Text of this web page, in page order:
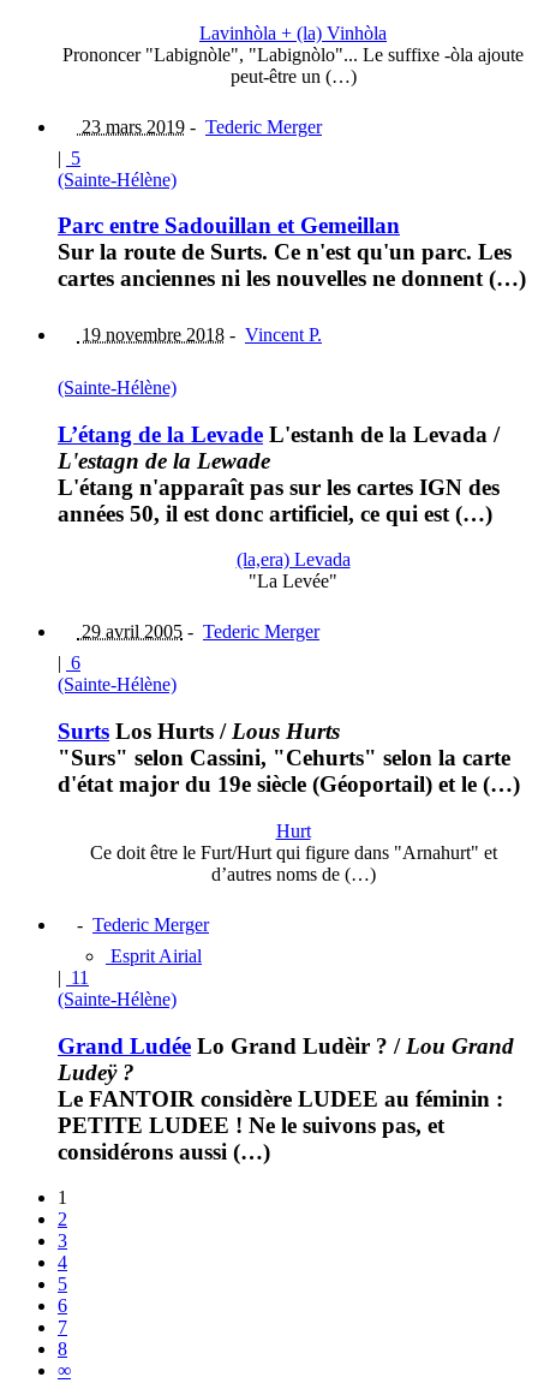
Lavinhòla + (la) Vinhòla
Prononcer "Labignòle", "Labignòlo"... Le suffixe -òla ajoute
peut-être un (…)
23 mars 2019 - Tederic Merger
| 5
(Sainte-Hélène)
Parc entre Sadouillan et Gemeillan
Sur la route de Surts. Ce n'est qu'un parc. Les
cartes anciennes ni les nouvelles ne donnent (…)
19 novembre 2018 - Vincent P.
(Sainte-Hélène)
L’étang de la Levade L'estanh de la Levada /
L'estagn de la Lewade
L'étang n'apparaît pas sur les cartes IGN des
années 50, il est donc artificiel, ce qui est (…)
(la,era) Levada
"La Levée"
29 avril 2005 - Tederic Merger
| 6
(Sainte-Hélène)
Surts Los Hurts / Lous Hurts
"Surs" selon Cassini, "Cehurts" selon la carte
d'état major du 19e siècle (Géoportail) et le (…)
Hurt
Ce doit être le Furt/Hurt qui figure dans "Arnahurt" et
d’autres noms de (…)
- Tederic Merger
Esprit Airial
| 11
(Sainte-Hélène)
Grand Ludée Lo Grand Ludèir ? / Lou Grand
Ludeÿ ?
Le FANTOIR considère LUDEE au féminin :
PETITE LUDEE ! Ne le suivons pas, et
considérons aussi (…)
1
2
3
4
5
6
7
8
∞